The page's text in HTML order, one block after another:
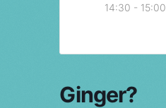
14:30 - 15:00
Ginger?